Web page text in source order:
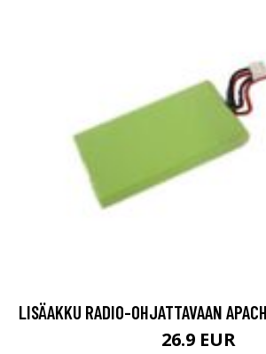
LISÄAKKU RADIO-OHJATTAVAAN
26.9 EUR